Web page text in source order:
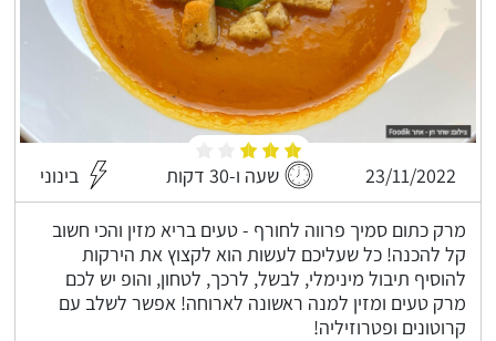
23/11/2022 שעה ו-30 דקות בינוני
מרק כתום סמיך פרווה לחורף - טעים בריא מזין והכי חשוב
קל להכנה! כל שעליכם לעשות הוא לקצוץ את הירקות
להוסיף תיבול מינימלי, לבשל, לרכך, לטחון, והופ יש לכם
מרק טעים ומזין למנה ראשונה לארוחה! אפשר לשלב עם
קרוטונים ופטרוזיליה!